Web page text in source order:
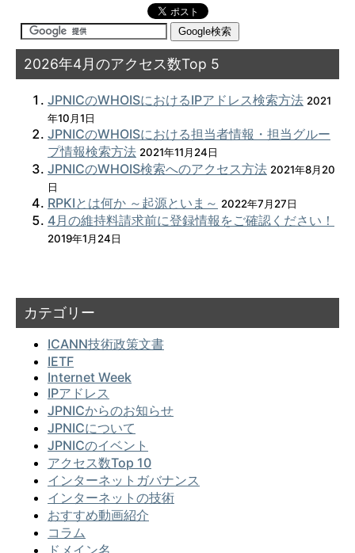
2026年4月のアクセス数Top 5
JPNICのWHOISにおけるIPアドレス検索方法 2021
年10月1日
JPNICのWHOISにおける担当者情報・担当グルー
プ情報検索方法 2021年11月24日
JPNICのWHOIS検索へのアクセス方法 2021年8月20
日
RPKIとは何か ～起源といま～ 2022年7月27日
4月の維持料請求前に登録情報をご確認ください！
2019年1月24日
カテゴリー
ICANN技術政策文書
IETF
Internet Week
IPアドレス
JPNICからのお知らせ
JPNICについて
JPNICのイベント
アクセス数Top 10
インターネットガバナンス
インターネットの技術
おすすめ動画紹介
コラム